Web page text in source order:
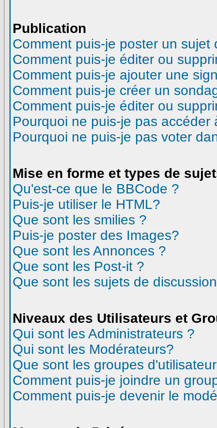
Publication
Comment puis-je poster un sujet
Comment puis-je éditer ou
Comment puis-je ajouter une
Comment puis-je créer un
Comment puis-je éditer ou
Pourquoi ne puis-je pas accéder
Pourquoi ne puis-je pas voter
Mise en forme et types de
Qu'est-ce que le BBCode ?
Puis-je utiliser le HTML?
Que sont les smilies ?
Puis-je poster des Images?
Que sont les Annonces ?
Que sont les Post-it ?
Que sont les sujets de
Niveaux des Utilisateurs et
Qui sont les Administrateurs ?
Qui sont les Modérateurs?
Que sont les groupes
Comment puis-je joindre un
Comment puis-je devenir le